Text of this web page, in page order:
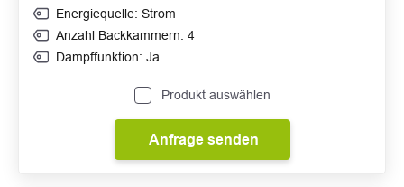
Energiequelle: Strom
Anzahl Backkammern: 4
Dampffunktion: Ja
Produkt auswählen
Anfrage senden